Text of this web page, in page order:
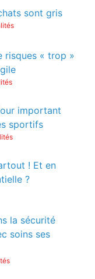
sont gris
risques « trop »
important
sportifs
! Et en
?
la sécurité
soins ses